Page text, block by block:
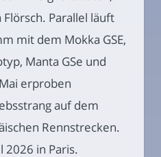
Parallel läuft
mit dem Mokka GSE,
Manta GSe und
erproben
auf dem
Rennstrecken.
2026 in Paris.